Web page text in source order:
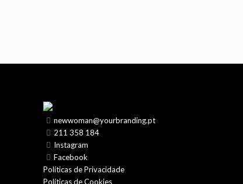
newwoman@yourbranding.pt
211 358 184
Instagram
Facebook
Políticas de Privacidade
Políticas de Cookies